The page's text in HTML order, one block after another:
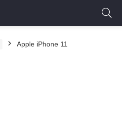
Apple iPhone 11